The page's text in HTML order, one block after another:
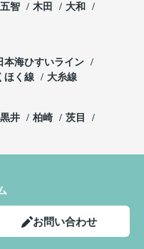
五智 木田
大和
本海ひすいライン
ほく線 大糸線
黒井 柏崎
茨目
お問い合わせ